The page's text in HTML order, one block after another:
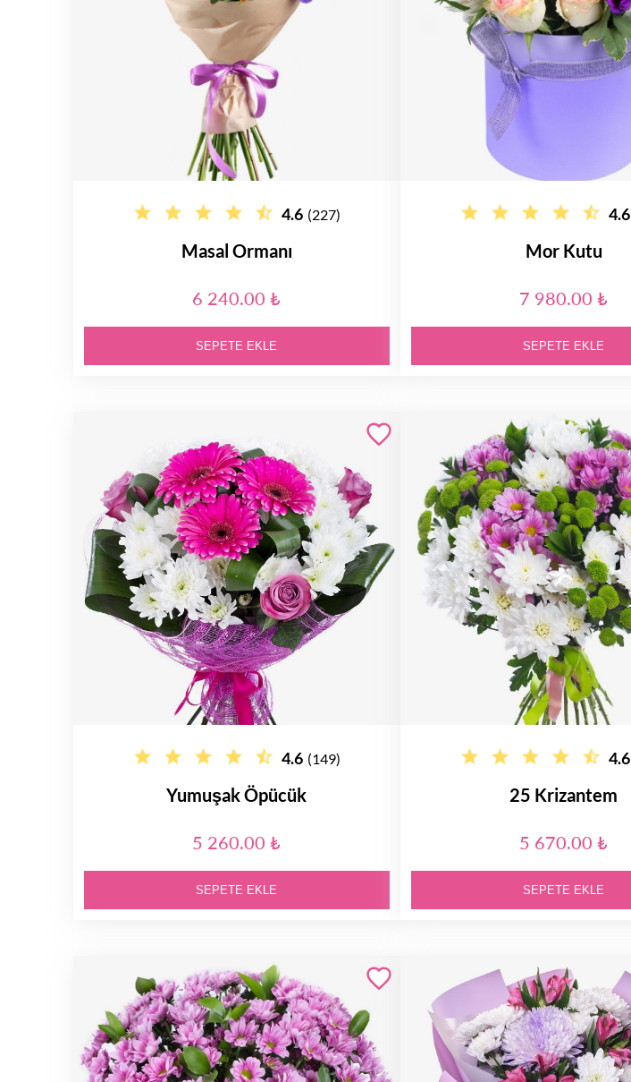
4.6 (227)
Masal Ormanı
6 240.00 ₺
SEPETE EKLE
4.6
Mor Kutu
7 980.00 ₺
SEPETE EKLE
4.6 (149)
Yumuşak Öpücük
5 260.00 ₺
SEPETE EKLE
4.6
25 Krizantem
5 670.00 ₺
SEPETE EKLE